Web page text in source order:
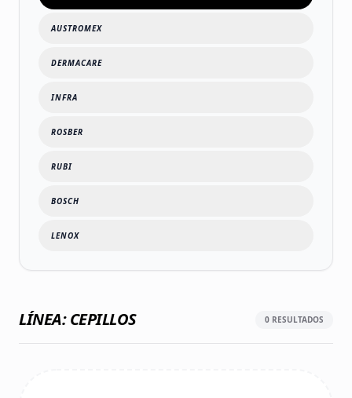
AUSTROMEX
DERMACARE
INFRA
ROSBER
RUBI
BOSCH
LENOX
LÍNEA: CEPILLOS 0 RESULTADOS